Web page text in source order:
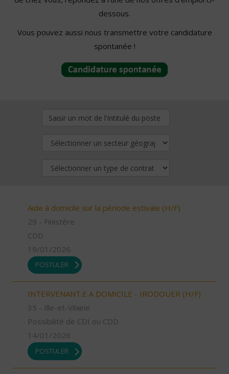
dessous.
Vous pouvez aussi nous transmettre votre candidature
spontanée !
Aide à domicile sur la période estivale (H/F)
29 - Finistère
CDD
19/01/2026
POSTULER
INTERVENANT.E A DOMICILE - IRODOUER (H/F)
35 - Ille-et-Vilaine
Possibilité de CDI ou CDD
14/01/2026
POSTULER